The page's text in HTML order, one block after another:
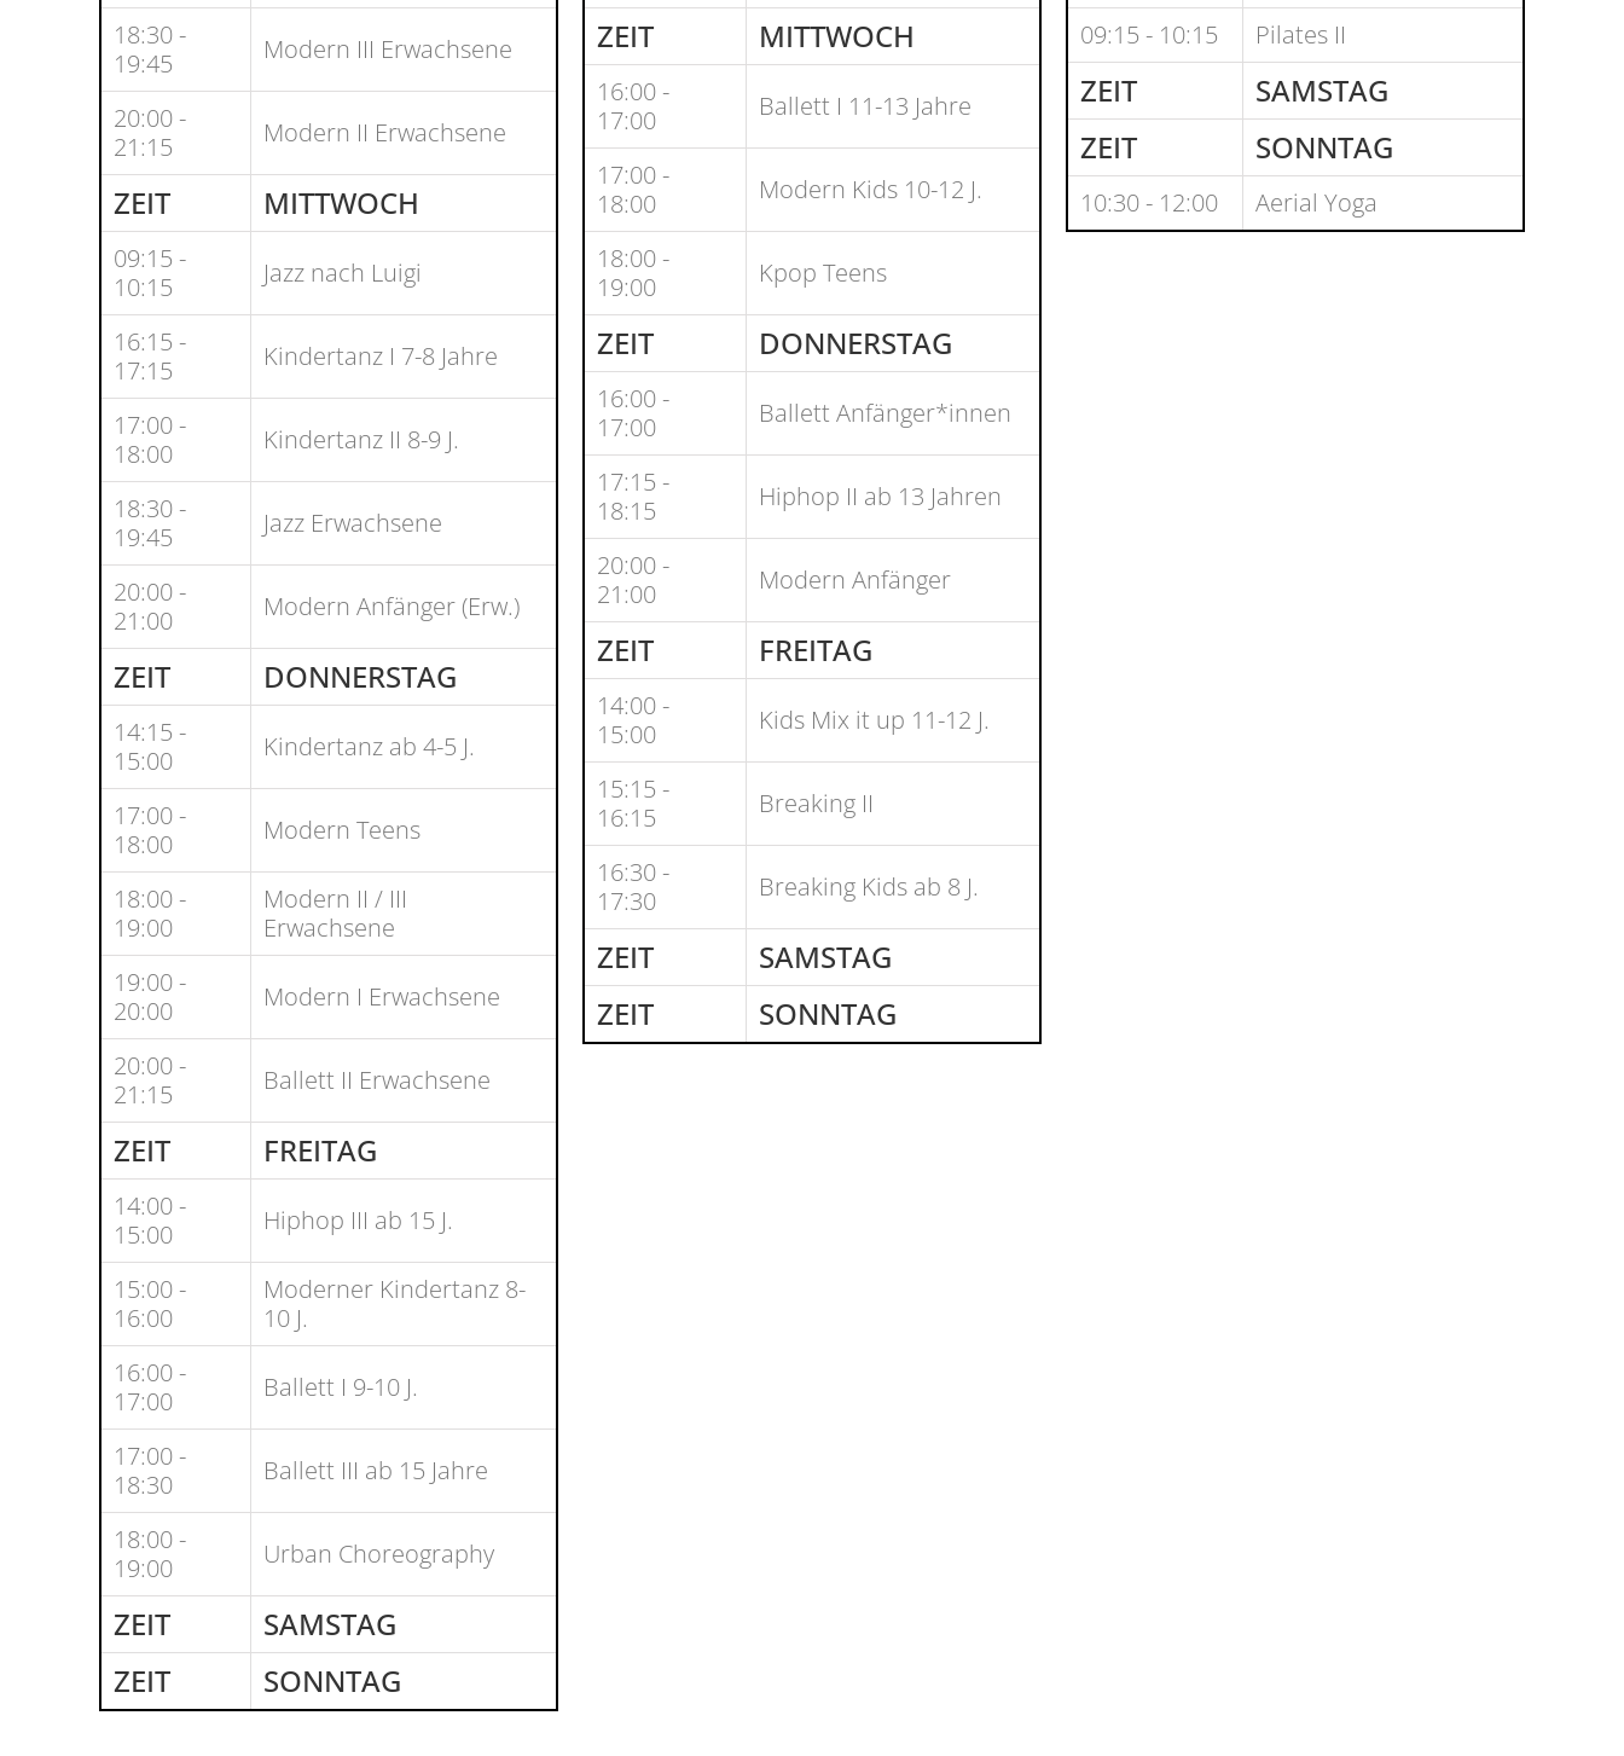
18:30 -
19:45
Modern III Erwachsene
20:00 -
21:15
Modern II Erwachsene
ZEIT MITTWOCH
09:15 -
10:15
Jazz nach Luigi
16:15 -
17:15
Kindertanz I 7-8 Jahre
17:00 -
18:00
Kindertanz II 8-9 J.
18:30 -
19:45
Jazz Erwachsene
20:00 -
21:00
Modern Anfänger (Erw.)
ZEIT DONNERSTAG
14:15 -
15:00
Kindertanz ab 4-5 J.
17:00 -
18:00
Modern Teens
18:00 -
19:00
Modern II / III
Erwachsene
19:00 -
20:00
Modern I Erwachsene
20:00 -
21:15
Ballett II Erwachsene
ZEIT FREITAG
14:00 -
15:00
Hiphop III ab 15 J.
15:00 -
16:00
Moderner Kindertanz 8-
10 J.
16:00 -
17:00
Ballett I 9-10 J.
17:00 -
18:30
Ballett III ab 15 Jahre
18:00 -
19:00
Urban Choreography
ZEIT
SAMSTAG
ZEIT
SONNTAG
ZEIT MITTWOCH
16:00 -
17:00
Ballett I 11-13 Jahre
17:00 -
18:00
Modern Kids 10-12 J.
18:00 -
19:00
Kpop Teens
ZEIT DONNERSTAG
16:00 -
17:00
Ballett Anfänger*innen
17:15 -
18:15
Hiphop II ab 13 Jahren
20:00 -
21:00
Modern Anfänger
ZEIT FREITAG
14:00 -
15:00
Kids Mix it up 11-12 J.
15:15 -
16:15
Breaking II
16:30 -
17:30
Breaking Kids ab 8 J.
ZEIT
SAMSTAG
ZEIT
SONNTAG
09:15 - 10:15 Pilates II
ZEIT
SAMSTAG
ZEIT
SONNTAG
10:30 - 12:00 Aerial Yoga